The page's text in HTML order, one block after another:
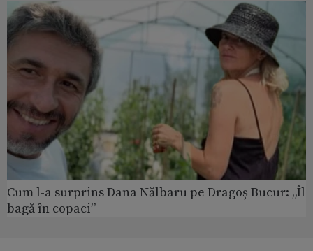
Cum l-a surprins Dana Nălbaru pe Dragoș Bucur: „Îl
bagă în copaci”